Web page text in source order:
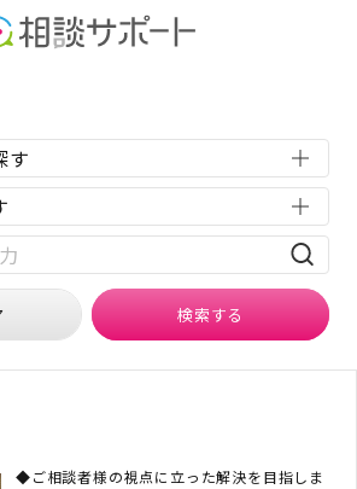
に強い専門家の検索結果
事件
す
検索する
◆ご相談者様の視点に立った解決を目指しま